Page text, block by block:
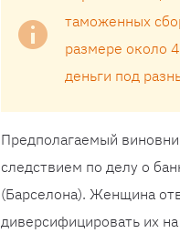
таможенных
размере около
деньги под
Предполагаемый
следствием по делу о
(Барселона). Женщина
диверсифицировать их